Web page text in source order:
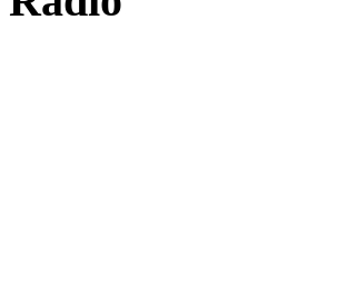
: de 16 a 17 de fevereiro de 2026 >